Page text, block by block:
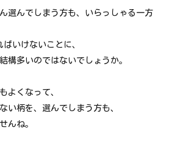
選んでしまう方も、いらっしゃる一方
いけないことに、
構多いのではないでしょうか。
よくなって、
い柄を、選んでしまう方も、
んね。